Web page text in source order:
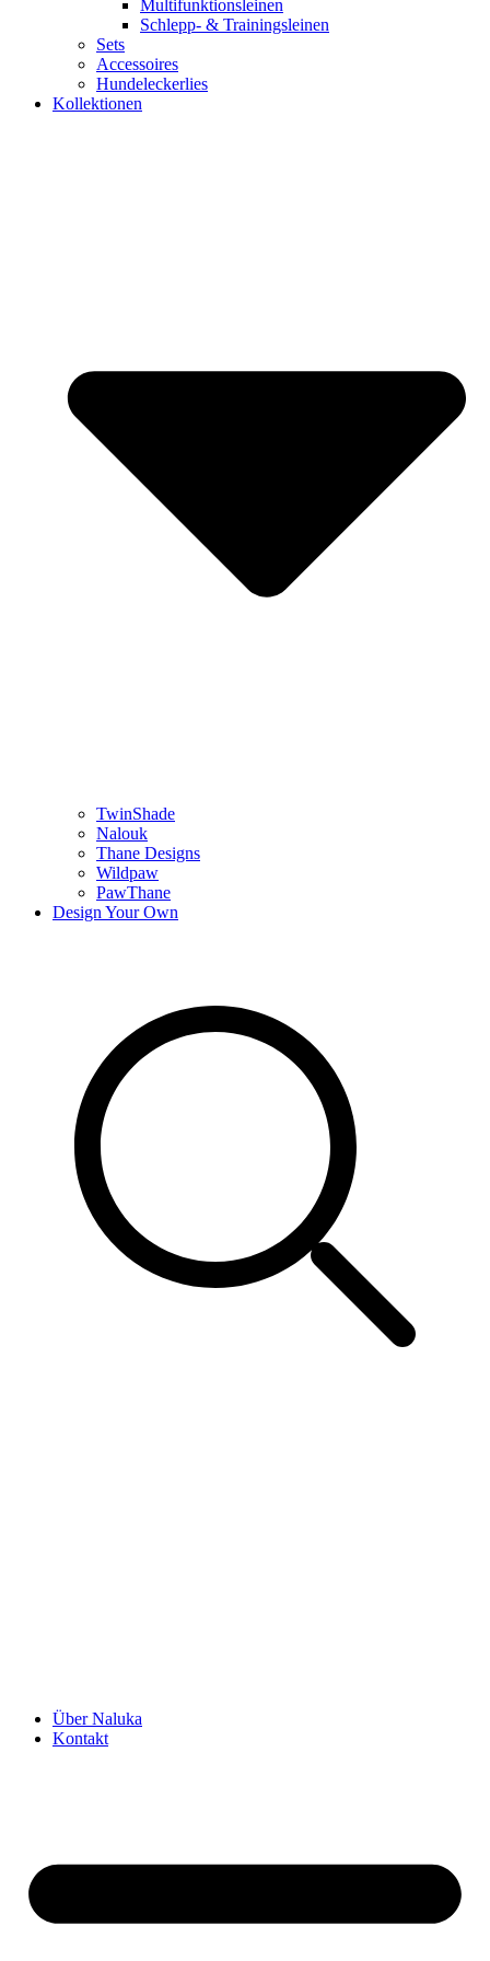
Multifunktionsleinen
Schlepp- & Trainingsleinen
Sets
Accessoires
Hundeleckerlies
Kollektionen
TwinShade
Nalouk
Thane Designs
Wildpaw
PawThane
Design Your Own
Über Naluka
Kontakt